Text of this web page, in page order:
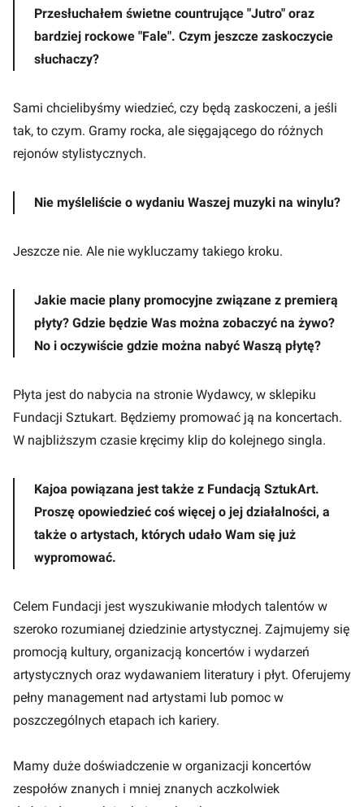
Przesłuchałem świetne countrujące "Jutro" oraz
bardziej rockowe "Fale". Czym jeszcze zaskoczycie
słuchaczy?
Sami chcielibyśmy wiedzieć, czy będą zaskoczeni, a jeśli
tak, to czym. Gramy rocka, ale sięgającego do różnych
rejonów stylistycznych.
Nie myśleliście o wydaniu Waszej muzyki na winylu?
Jeszcze nie. Ale nie wykluczamy takiego kroku.
Jakie macie plany promocyjne związane z premierą
płyty? Gdzie będzie Was można zobaczyć na żywo?
No i oczywiście gdzie można nabyć Waszą płytę?
Płyta jest do nabycia na stronie Wydawcy, w sklepiku
Fundacji Sztukart. Będziemy promować ją na koncertach.
W najbliższym czasie kręcimy klip do kolejnego singla.
Kajoa powiązana jest także z Fundacją SztukArt.
Proszę opowiedzieć coś więcej o jej działalności, a
także o artystach, których udało Wam się już
wypromować.
Celem Fundacji jest wyszukiwanie młodych talentów w
szeroko rozumianej dziedzinie artystycznej. Zajmujemy się
promocją kultury, organizacją koncertów i wydarzeń
artystycznych oraz wydawaniem literatury i płyt. Oferujemy
pełny management nad artystami lub pomoc w
poszczególnych etapach ich kariery.
Mamy duże doświadczenie w organizacji koncertów
zespołów znanych i mniej znanych aczkolwiek